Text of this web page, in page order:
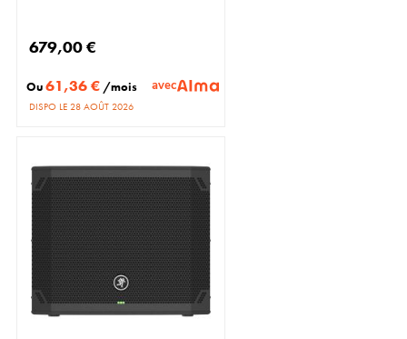
679,00 €
Ou61,36 € /mois avec
DISPO LE 28 AOÛT 2026